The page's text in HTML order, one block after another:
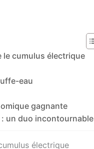
le cumulus électrique
eau
gagnante
: un duo incontournable
électrique